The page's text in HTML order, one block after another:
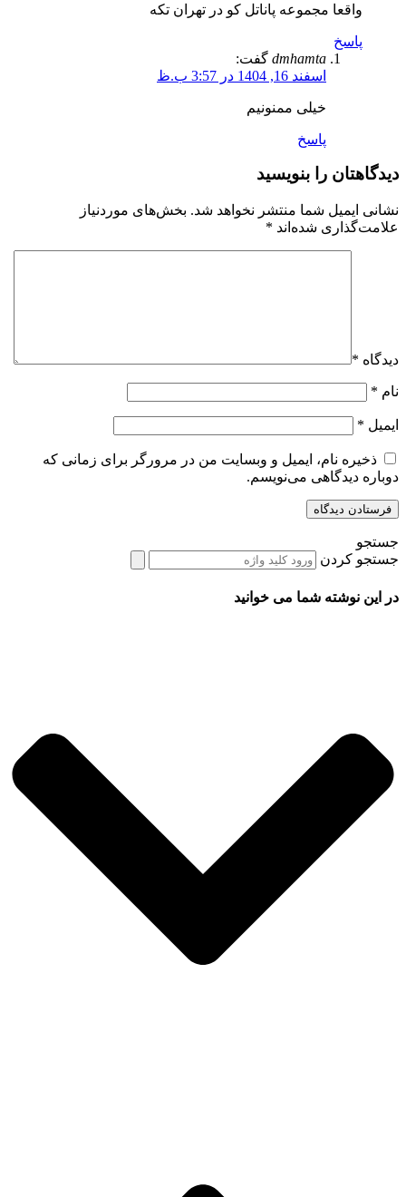
واقعا مجموعه پاناتل کو در تهران تکه
پاسخ
dmhamta گفت:
اسفند 16, 1404 در 3:57 ب.ظ
خیلی ممنونیم
پاسخ
دیدگاهتان را بنویسید
نشانی ایمیل شما منتشر نخواهد شد. بخش‌های موردنیاز
علامت‌گذاری شده‌اند *
دیدگاه *
نام *
ایمیل *
ذخیره نام، ایمیل و وبسایت من در مرورگر برای زمانی که
دوباره دیدگاهی می‌نویسم.
جستجو
جستجو کردن
در این نوشته شما می خوانید